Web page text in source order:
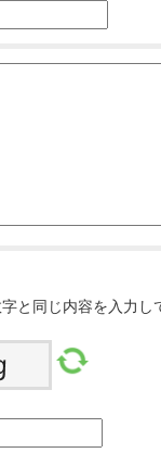
と同じ内容を入力し